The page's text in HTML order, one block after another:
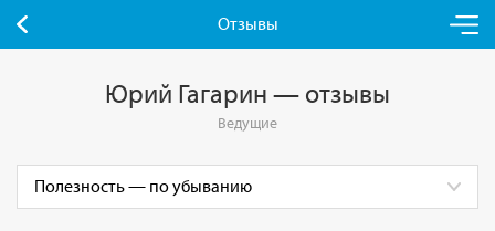
Отзывы
Юрий Гагарин — отзывы
Ведущие